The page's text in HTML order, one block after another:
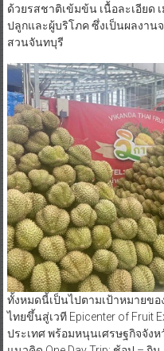
ด้วยรสชาติเข้มข้น เนื้อละเอียด
ปลูกและผู้บริโภค ซึ่งเป็นผลงาน
สวนจันทบุรี
ทั้งหมดนี้เป็นไปตามเป้าหมายข
ไทยขึ้นสู่เวที Epicenter of Fruit
ประเทศ พร้อมหนุนเศรษฐกิจจัง